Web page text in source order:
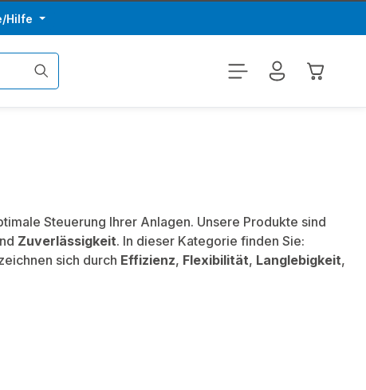
Hilfe
Steuerung Ihrer Anlagen. Unsere Produkte sind
Zuverlässigkeit. In dieser Kategorie finden Sie:
sich durch Effizienz, Flexibilität, Langlebigkeit,